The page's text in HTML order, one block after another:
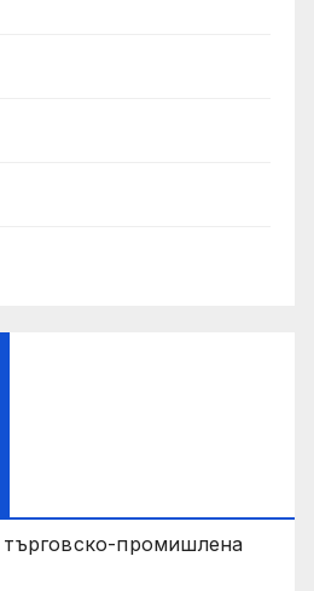
търговско-промишлена